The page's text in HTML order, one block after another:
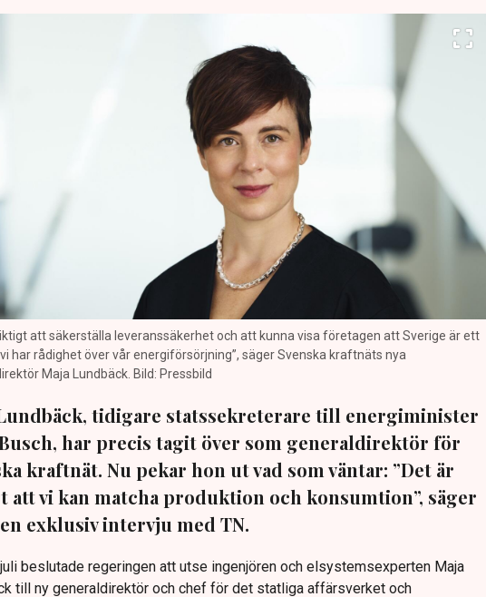
att säkerställa leveranssäkerhet och att kunna visa företagen att Sverige är ett
har rådighet över vår energiförsörjning”, säger Svenska kraftnäts nya
Maja Lundbäck. Bild: Pressbild
tidigare statssekreterare till energiminister
har precis tagit över som generaldirektör för
kraftnät. Nu pekar hon ut vad som väntar: ”Det är
att vi kan matcha produktion och konsumtion”, säger
exklusiv intervju med TN.
beslutade regeringen att utse ingenjören och elsystemsexperten Maja
till ny generaldirektör och chef för det statliga affärsverket och